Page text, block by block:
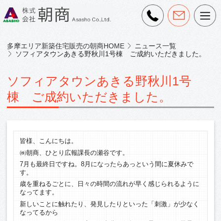
多摩エリア新築住宅販売の朝商HOME
ニュース一覧
ソフィアタウンあきる野秋川1号棟 ご成約いただきました。
ソフィアタウンあきる野秋川1号
棟 ご成約いただきました。
皆様、こんにちは。
㈱朝商、ひとり広報課長の瀬谷です。
7月も最終日ですね。8月になったらあっという間に夏休みで
す。
歳を重ねるごとに、日々の時間の流れが早く感じられるように
なってます。
新しいことに触れたり、発見したりといった「刺激」が少なく
なってるから